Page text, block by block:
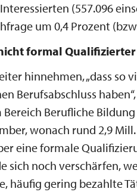
(557.096
um 0,4 Prozent
formal
hinnehmen, „dass so
Berufsabschluss
Berufliche Bildung
wonach rund 2,9
eine formale
sich noch verschärfen,
häufig gering bezahlte